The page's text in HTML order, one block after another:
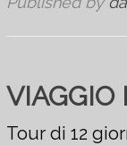
VIAGGIO
Tour di 12